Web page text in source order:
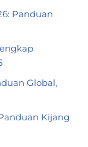
Panduan
Global,
Kijang